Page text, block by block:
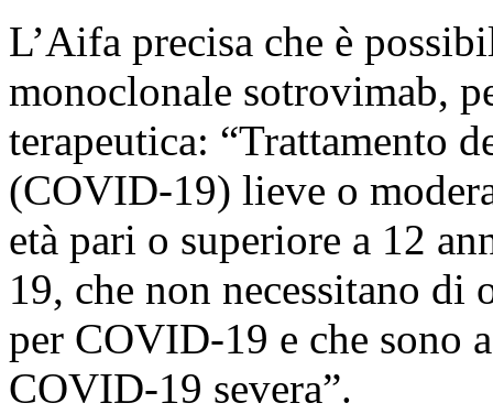
L’Aifa precisa che è
monoclonale sotrovimab,
terapeutica: “Trattamento
(COVID-19) lieve o
età pari o superiore a 12
19, che non necessitano di
per COVID-19 e che sono
COVID-19 severa”.